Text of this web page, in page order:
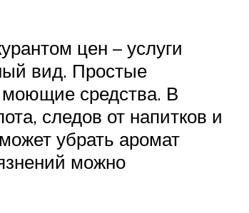
цен – услуги
вид. Простые
моющие средства. В
следов от напитков и
убрать аромат
можно